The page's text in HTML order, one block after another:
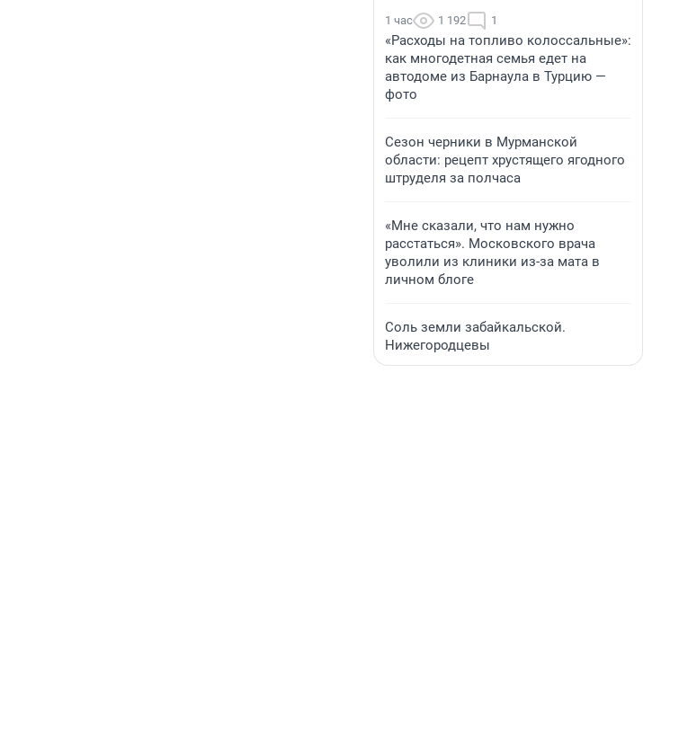
1 час 1 192 1
«Расходы на топливо колоссальные»:
как многодетная семья едет на
автодоме из Барнаула в Турцию —
фото
Сезон черники в Мурманской
области: рецепт хрустящего ягодного
штруделя за полчаса
«Мне сказали, что нам нужно
расстаться». Московского врача
уволили из клиники из-за мата в
личном блоге
Соль земли забайкальской.
Нижегородцевы